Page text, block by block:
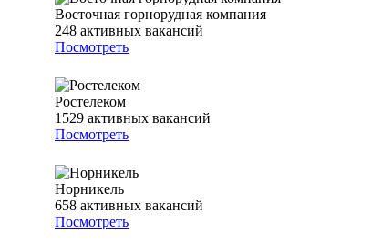
Восточная горнорудная компания
248 активных вакансий
Посмотреть
Ростелеком
1529 активных вакансий
Посмотреть
Норникель
658 активных вакансий
Посмотреть